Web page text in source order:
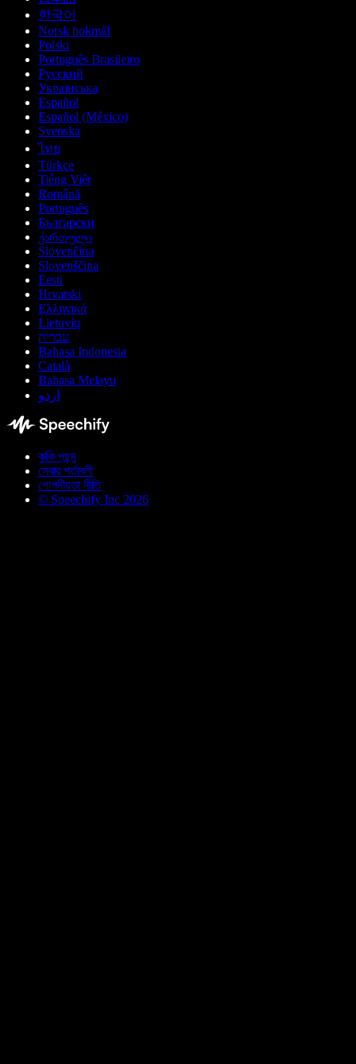
한국어
Norsk bokmål
Polski
Português Brasileiro
Русский
Українська
Español
Español (México)
Svenska
ไทย
Türkçe
Tiếng Việt
Română
Português
Български
ქართული
Slovenčina
Slovenščina
Eesti
Hrvatski
Ελληνικά
Lietuvių
עברית
Bahasa Indonesia
Català
Bahasa Melayu
اردو
কুকি পছন্দ
সেবার শর্তাবলী
গোপনীয়তা নীতি
© Speechify Inc 2026